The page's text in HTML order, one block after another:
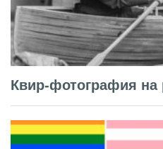
Квир-фотография на